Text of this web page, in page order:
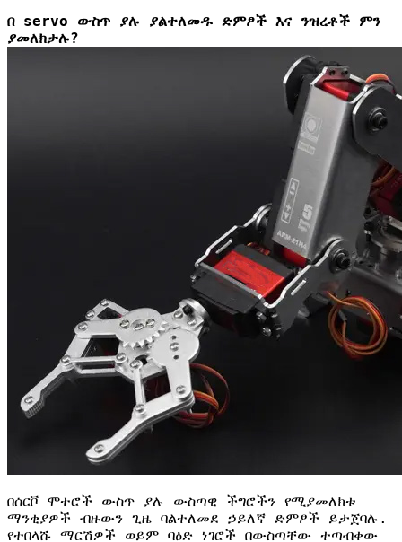
በ servo ውስጥ ያሉ ያልተለመዱ ድምፆች እና ንዝረቶች ምን
ያመለክታሉ?
በሰርቮ ሞተሮች ውስጥ ያሉ ውስጣዊ ችግሮችን የሚያመለክቱ
ማንቂያዎች ብዙውን ጊዜ ባልተለመደ ኃይለኛ ድምፆች ይታጀባሉ.
የተበላሹ ማርሽዎች ወይም ባዕድ ነገሮች በውስጣቸው ተጣብቀው